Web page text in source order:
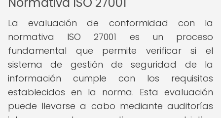
La evaluación de conformidad con la
normativa ISO 27001 es un proceso
fundamental que permite verificar si el
sistema de gestión de seguridad de la
información cumple con los requisitos
establecidos en la norma. Esta evaluación
puede llevarse a cabo mediante auditorías